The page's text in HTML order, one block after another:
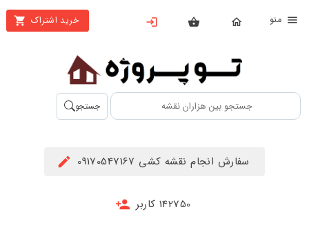
خرید اشتراک
بستن
محصولات
تهیه
اشتراک
جستجو
سفارش انجام نقشه کشی 09170547167
142750 کاربر